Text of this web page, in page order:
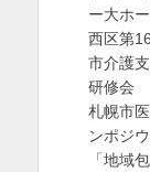
ー大ホ
西区第
市介護
研修会
札幌市
ンポジ
「地域